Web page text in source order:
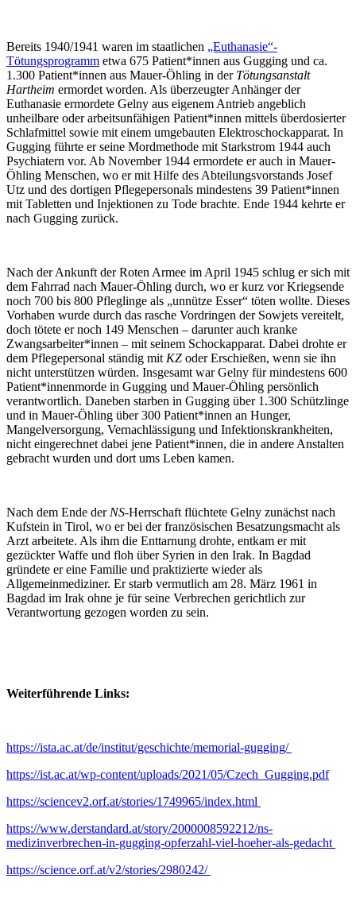
Bereits 1940/1941 waren im staatlichen „Euthanasie“-
Tötungsprogramm etwa 675 Patient*innen aus Gugging und ca.
1.300 Patient*innen aus Mauer-Öhling in der Tötungsanstalt
Hartheim ermordet worden. Als überzeugter Anhänger der
Euthanasie ermordete Gelny aus eigenem Antrieb angeblich
unheilbare oder arbeitsunfähigen Patient*innen mittels überdosierter
Schlafmittel sowie mit einem umgebauten Elektroschockapparat. In
Gugging führte er seine Mordmethode mit Starkstrom 1944 auch
Psychiatern vor. Ab November 1944 ermordete er auch in Mauer-
Öhling Menschen, wo er mit Hilfe des Abteilungsvorstands Josef
Utz und des dortigen Pflegepersonals mindestens 39 Patient*innen
mit Tabletten und Injektionen zu Tode brachte. Ende 1944 kehrte er
nach Gugging zurück.
Nach der Ankunft der Roten Armee im April 1945 schlug er sich mit
dem Fahrrad nach Mauer-Öhling durch, wo er kurz vor Kriegsende
noch 700 bis 800 Pfleglinge als „unnütze Esser“ töten wollte. Dieses
Vorhaben wurde durch das rasche Vordringen der Sowjets vereitelt,
doch tötete er noch 149 Menschen – darunter auch kranke
Zwangsarbeiter*innen – mit seinem Schockapparat. Dabei drohte er
dem Pflegepersonal ständig mit KZ oder Erschießen, wenn sie ihn
nicht unterstützen würden. Insgesamt war Gelny für mindestens 600
Patient*innenmorde in Gugging und Mauer-Öhling persönlich
verantwortlich. Daneben starben in Gugging über 1.300 Schützlinge
und in Mauer-Öhling über 300 Patient*innen an Hunger,
Mangelversorgung, Vernachlässigung und Infektionskrankheiten,
nicht eingerechnet dabei jene Patient*innen, die in andere Anstalten
gebracht wurden und dort ums Leben kamen.
Nach dem Ende der NS-Herrschaft flüchtete Gelny zunächst nach
Kufstein in Tirol, wo er bei der französischen Besatzungsmacht als
Arzt arbeitete. Als ihm die Enttarnung drohte, entkam er mit
gezückter Waffe und floh über Syrien in den Irak. In Bagdad
gründete er eine Familie und praktizierte wieder als
Allgemeinmediziner. Er starb vermutlich am 28. März 1961 in
Bagdad im Irak ohne je für seine Verbrechen gerichtlich zur
Verantwortung gezogen worden zu sein.
Weiterführende Links:
https://ista.ac.at/de/institut/geschichte/memorial-gugging/
https://ist.ac.at/wp-content/uploads/2021/05/Czech_Gugging.pdf
https://sciencev2.orf.at/stories/1749965/index.html
https://www.derstandard.at/story/2000008592212/ns-
medizinverbrechen-in-gugging-opferzahl-viel-hoeher-als-gedacht
https://science.orf.at/v2/stories/2980242/